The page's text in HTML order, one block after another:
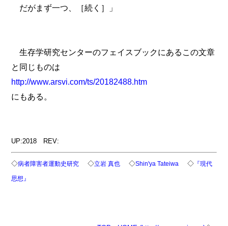
だがまず一つ、［続く］」
生存学研究センターのフェイスブックにあるこの文章
と同じものは
http://www.arsvi.com/ts/20182488.htm
にもある。
UP:2018 REV:
◇病者障害者運動史研究 ◇立岩 真也 ◇Shin'ya Tateiwa ◇ 『現代
思想』